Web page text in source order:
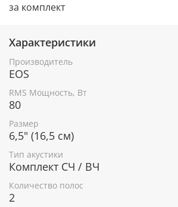
за комплект
Характеристики
Производитель
EOS
RMS Мощность, Вт
80
Размер
6,5" (16,5 см)
Тип акустики
Комплект СЧ / ВЧ
Количество полос
2